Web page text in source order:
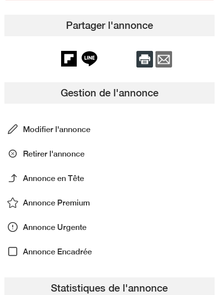
Partager l'annonce
Gestion de l'annonce
Modifier l'annonce
Retirer l'annonce
Annonce en Tête
Annonce Premium
Annonce Urgente
Annonce Encadrée
Statistiques de l'annonce